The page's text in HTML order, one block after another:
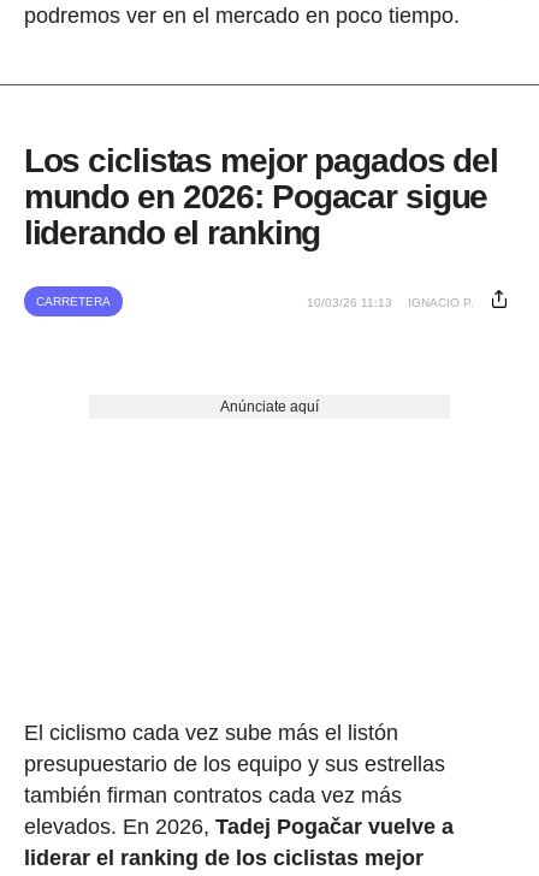
podremos ver en el mercado en poco tiempo.
Los ciclistas mejor pagados del
mundo en 2026: Pogacar sigue
liderando el ranking
CARRETERA 10/03/26 11:13 IGNACIO P.
Anúnciate aquí
El ciclismo cada vez sube más el listón
presupuestario de los equipo y sus estrellas
también firman contratos cada vez más
elevados. En 2026, Tadej Pogačar vuelve a
liderar el ranking de los ciclistas mejor